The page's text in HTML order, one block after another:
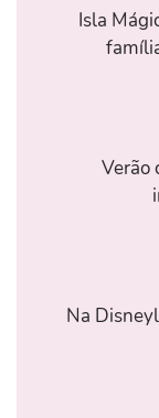
Isla
Verão
Na